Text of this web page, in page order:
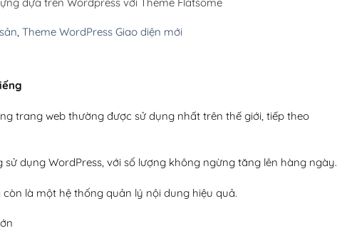
dựa trên Wordpress với Theme Flatsome
, Theme WordPress Giao diện mới
trang web thường được sử dụng nhất trên thế giới, tiếp theo
dụng WordPress, với số lượng không ngừng tăng lên hàng ngày.
là một hệ thống quản lý nội dung hiệu quả.